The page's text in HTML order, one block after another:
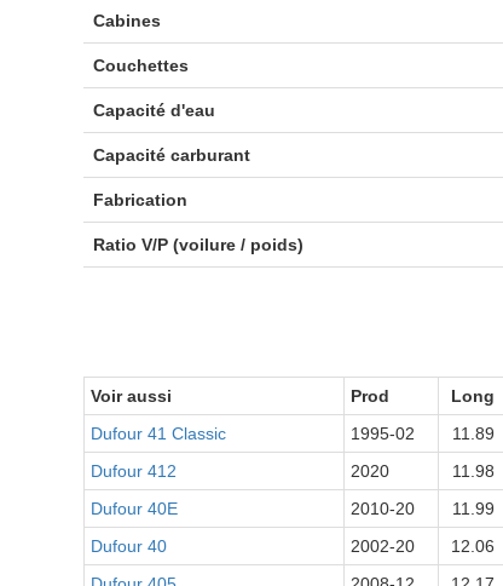
Cabines
Couchettes
Capacité d'eau
Capacité carburant
Fabrication
Ratio V/P (voilure / poids)
Voir aussi Prod Long
Dufour 41 Classic
1995-02 11.89
Dufour 412
2020 11.98
Dufour 40E
2010-20 11.99
Dufour 40
2002-20 12.06